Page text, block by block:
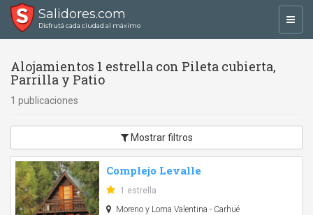
Salidores.com
Disfrutá cada ciudad al máximo
Alojamientos 1 estrella con Pileta cubierta,
Parrilla y Patio
1 publicaciones
Mostrar filtros
Complejo Levalle
1 estrella
Moreno y Loma Valentina - Carhué